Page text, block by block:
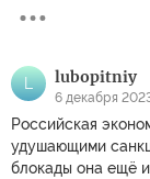
L lubopitniy
6 декабря
Российская
удушающими
блокады она ещё